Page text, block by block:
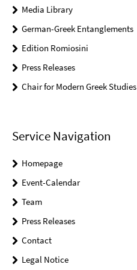
Media Library
German-Greek Entanglements
Edition Romiosini
Press Releases
Chair for Modern Greek Studies
Service Navigation
Homepage
Event-Calendar
Team
Press Releases
Contact
Legal Notice